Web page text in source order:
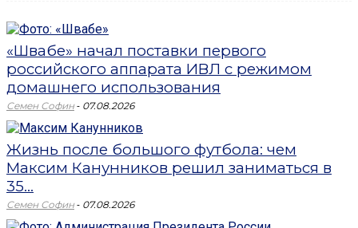
«Швабе» начал поставки первого
российского аппарата ИВЛ с режимом
домашнего использования
Семен Софин - 07.08.2026
Жизнь после большого футбола: чем
Максим Канунников решил заниматься в
35...
Семен Софин - 07.08.2026